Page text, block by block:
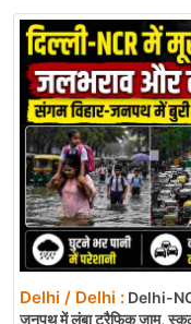
Delhi / Delhi : Delhi-
जनपथ में लंबा ट्रैफिक जाम,